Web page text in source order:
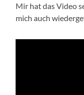
Mir hat das Video
mich auch